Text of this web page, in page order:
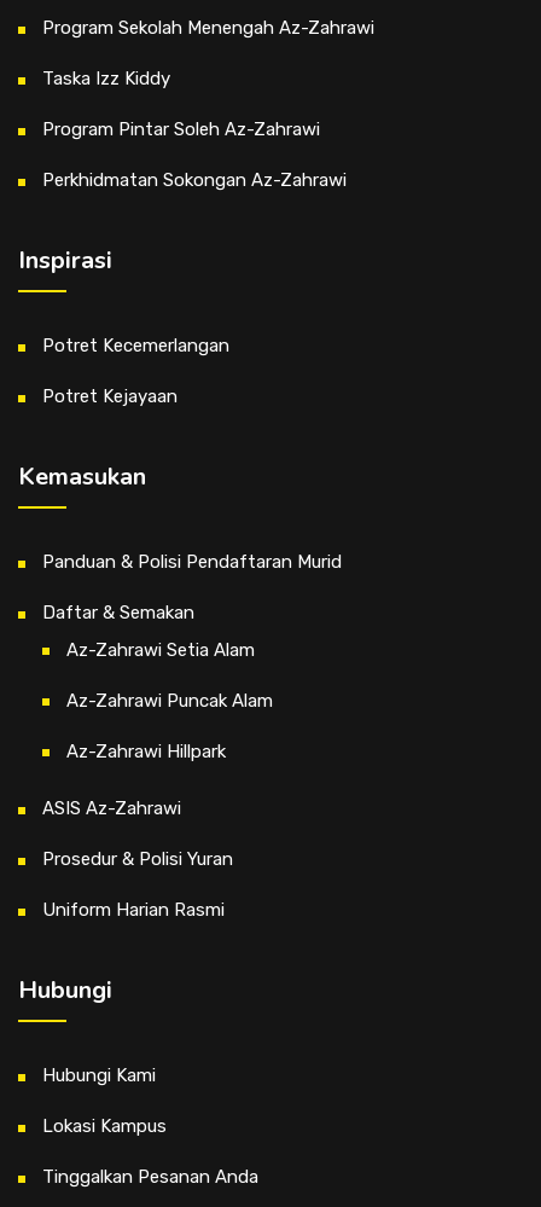
Program Sekolah Menengah Az-Zahrawi
Taska Izz Kiddy
Program Pintar Soleh Az-Zahrawi
Perkhidmatan Sokongan Az-Zahrawi
Inspirasi
Potret Kecemerlangan
Potret Kejayaan
Kemasukan
Panduan & Polisi Pendaftaran Murid
Daftar & Semakan
Az-Zahrawi Setia Alam
Az-Zahrawi Puncak Alam
Az-Zahrawi Hillpark
ASIS Az-Zahrawi
Prosedur & Polisi Yuran
Uniform Harian Rasmi
Hubungi
Hubungi Kami
Lokasi Kampus
Tinggalkan Pesanan Anda